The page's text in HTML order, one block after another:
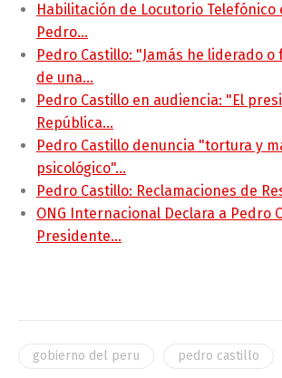
Habilitación de Locutorio Telefónico
Pedro…
Pedro Castillo: "Jamás he liderado
de una…
Pedro Castillo en audiencia: "El
República…
Pedro Castillo denuncia "tortura y
psicológico"…
Pedro Castillo: Reclamaciones de
ONG Internacional Declara a Pedro
Presidente…
gobierno del peru pedro castillo